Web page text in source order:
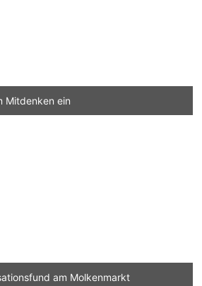
Mitdenken ein
am Molkenmarkt